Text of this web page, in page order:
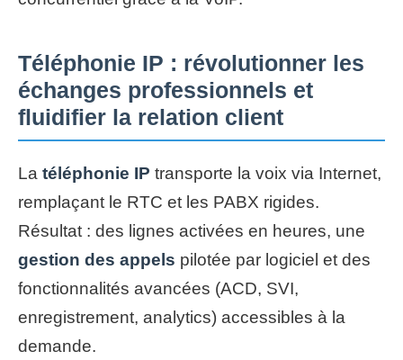
Téléphonie IP : révolutionner les
échanges professionnels et
fluidifier la relation client
La téléphonie IP transporte la voix via Internet,
remplaçant le RTC et les PABX rigides.
Résultat : des lignes activées en heures, une
gestion des appels pilotée par logiciel et des
fonctionnalités avancées (ACD, SVI,
enregistrement, analytics) accessibles à la
demande.